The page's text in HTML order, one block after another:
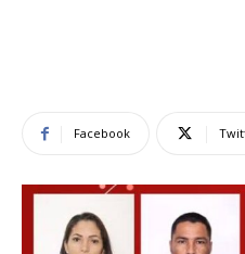
Facebook